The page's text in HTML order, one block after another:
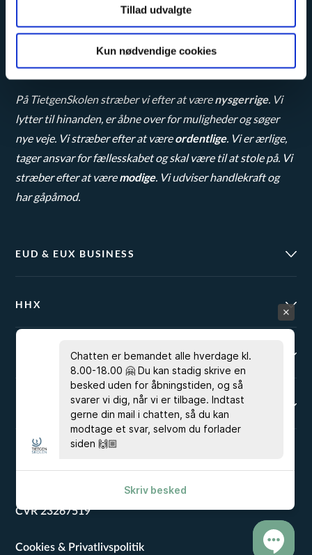
Tillad udvalgte
Kun nødvendige cookies
På TietgenSkolen stræber vi efter at værenysgerrige. Vi
lytter til hinanden, er åbne over for muligheder og søger
nye veje. Vi stræber efter at væreordentlige. Vi er ærlige,
tager ansvar for fællesskabet og skal være til at stole på. Vi
stræber efter at væremodige. Vi udviser handlekraft og
har gåpåmod.
EUD & EUX BUSINESS
HHX
KURSUSPORTALEN
BRUG FOR HJÆLP?
CVR 23267519
Cookies & Privatlivspolitik
Chatten er bemandet alle hverdage kl.
8.00-18.00 🤗 Du kan stadig skrive en
besked uden for åbningstiden, og så
svarer vi dig, når vi er tilbage. Indtast
gerne din mail i chatten, så du kan
modtage et svar, selvom du forlader
siden 🙌🏼
Skriv besked